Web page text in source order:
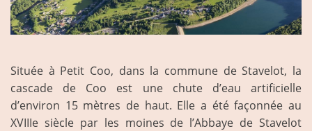
Située à Petit Coo, dans la commune de Stavelot, la
cascade de Coo est une chute d’eau artificielle
d’environ 15 mètres de haut. Elle a été façonnée au
XVIIIe siècle par les moines de l’Abbaye de Stavelot